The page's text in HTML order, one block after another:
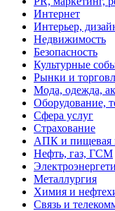
Интернет
Интерьер,
Недвижимость
Безопасность
Культурные
Рынки и
Мода, одежда,
Оборудование,
Сфера услуг
Страхование
АПК и пищевая
Нефть, газ, ГСМ
Металлургия
Химия и
Связь и